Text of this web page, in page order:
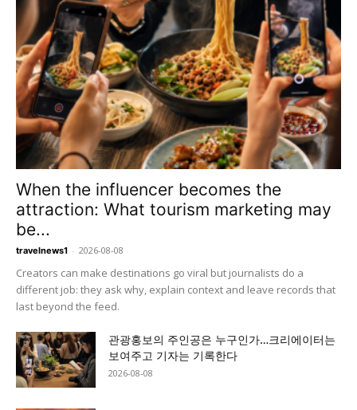
When the influencer becomes the
attraction: What tourism marketing may
be...
travelnews1 - 2026-08-08
Creators can make destinations go viral but journalists do a
different job: they ask why, explain context and leave records that
last beyond the feed.
관광홍보의 주인공은 누구인가…크리에이터는
보여주고 기자는 기록한다
2026-08-08